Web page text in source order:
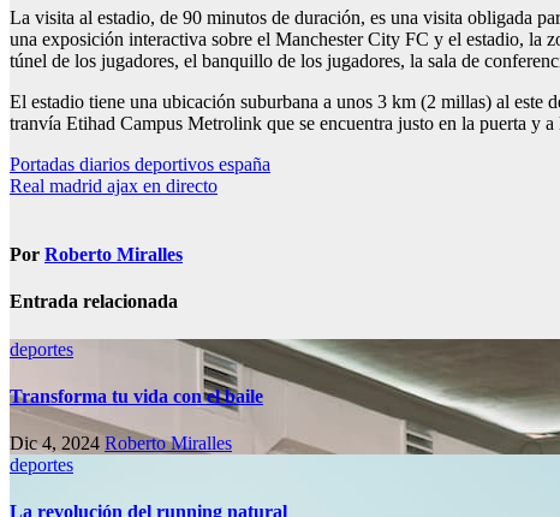
La visita al estadio, de 90 minutos de duración, es una visita obligada
una exposición interactiva sobre el Manchester City FC y el estadio, la
túnel de los jugadores, el banquillo de los jugadores, la sala de
El estadio tiene una ubicación suburbana a unos 3 km (2 millas) al este
tranvía Etihad Campus Metrolink que se encuentra justo en la puerta y
Navegación
de
Portadas diarios deportivos españa
Real madrid ajax en directo
Por Roberto Miralles
Entrada relacionada
deportes
Transforma tu vida con el baile
Dic 4, 2024 Roberto Miralles
deportes
La revolución del running natural